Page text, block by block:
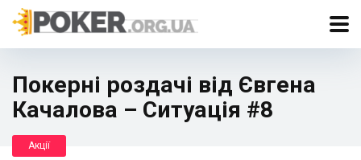
Покерні роздачі від Євгена
Качалова – Ситуація #8
Акції